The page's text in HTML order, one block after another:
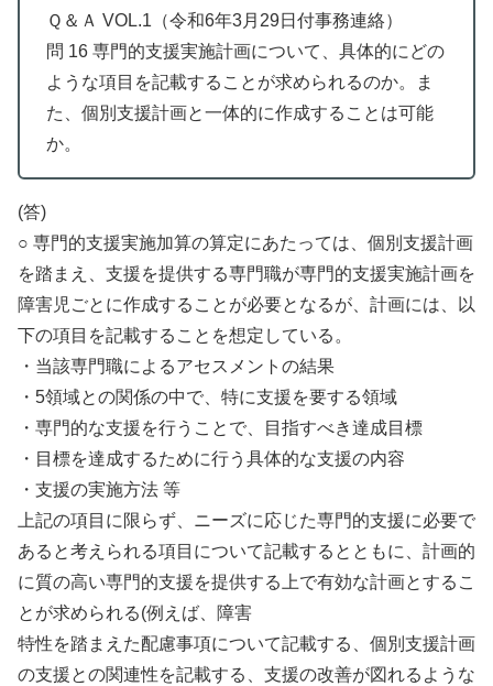
Ｑ＆Ａ VOL.1（令和6年3月29日付事務連絡）
問 16 専門的支援実施計画について、具体的にどの
ような項目を記載することが求められるのか。ま
た、個別支援計画と一体的に作成することは可能
か。
(答)
○ 専門的支援実施加算の算定にあたっては、個別支援計画
を踏まえ、支援を提供する専門職が専門的支援実施計画を
障害児ごとに作成することが必要となるが、計画には、以
下の項目を記載することを想定している。
・当該専門職によるアセスメントの結果
・5領域との関係の中で、特に支援を要する領域
・専門的な支援を行うことで、目指すべき達成目標
・目標を達成するために行う具体的な支援の内容
・支援の実施方法 等
上記の項目に限らず、ニーズに応じた専門的支援に必要で
あると考えられる項目について記載するとともに、計画的
に質の高い専門的支援を提供する上で有効な計画とするこ
とが求められる(例えば、障害
特性を踏まえた配慮事項について記載する、個別支援計画
の支援との関連性を記載する、支援の改善が図れるような